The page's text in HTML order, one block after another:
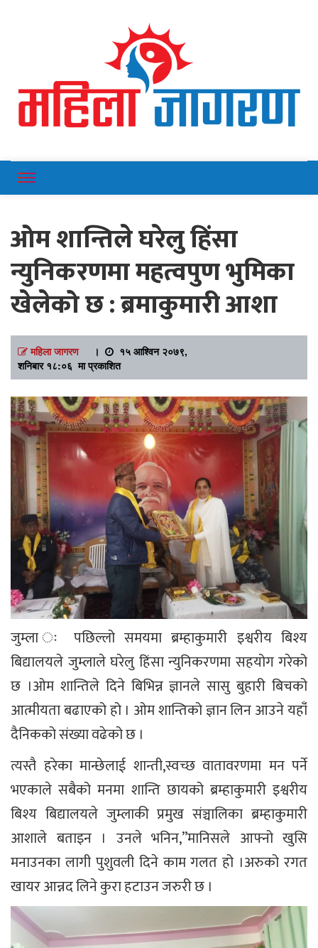
Mahilajagaran
ओम शान्तिले घरेलु हिंसा
न्युनिकरणमा महत्वपुण भुमिका
खेलेको छ : ब्रमाकुमारी आशा
महिला जागरण।
१५ आश्विन २०७९,
शनिबार १८:०६ मा प्रकाशित
जुम्ला ः पछिल्लो समयमा ब्रम्हाकुमारी इश्वरीय बिश्य
बिद्यालयले जुम्लाले घरेलु हिंसा न्युनिकरणमा सहयोग गरेको
छ ।ओम शान्तिले दिने बिभिन्न ज्ञानले सासु बुहारी बिचको
आत्मीयता बढाएको हो । ओम शान्तिको ज्ञान लिन आउने यहाँं
दैनिकको संख्या वढेको छ ।
त्यस्तै हरेका मान्छेलाई शान्ती,स्वच्छ वातावरणमा मन पर्ने
भएकाले सबैको मनमा शान्ति छायको ब्रम्हाकुमारी इश्वरीय
बिश्य बिद्यालयले जुम्लाकी प्रमुख संञ्चालिका ब्रम्हाकुमारी
आशाले बताइन । उनले भनिन,”मानिसले आफ्नो खुसि
मनाउनका लागी पुशुवली दिने काम गलत हो ।अरुको रगत
खायर आन्नद लिने कुरा हटाउन जरुरी छ ।